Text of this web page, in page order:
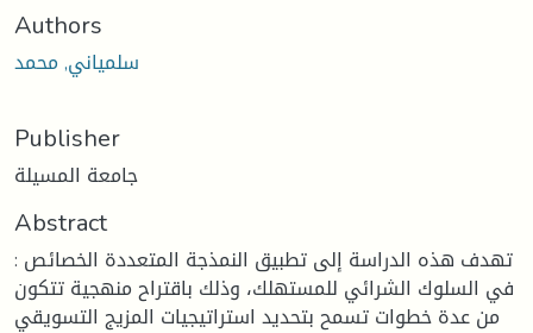
Authors
سلمياني, محمد
Publisher
جامعة المسيلة
Abstract
: تهدف هذه الدراسة إلى تطبيق النمذجة المتعددة الخصائص
في السلوك الشرائي للمستهلك، وذلك باقتراح منهجية تتكون
من عدة خطوات تسمح بتحديد استراتيجيات المزيج التسويقي